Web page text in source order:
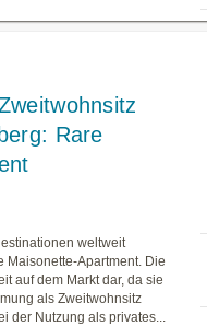
Rare
weltweit
Apartment. Die
auf dem Markt dar, da sie
als Zweitwohnsitz
der Nutzung als privates...